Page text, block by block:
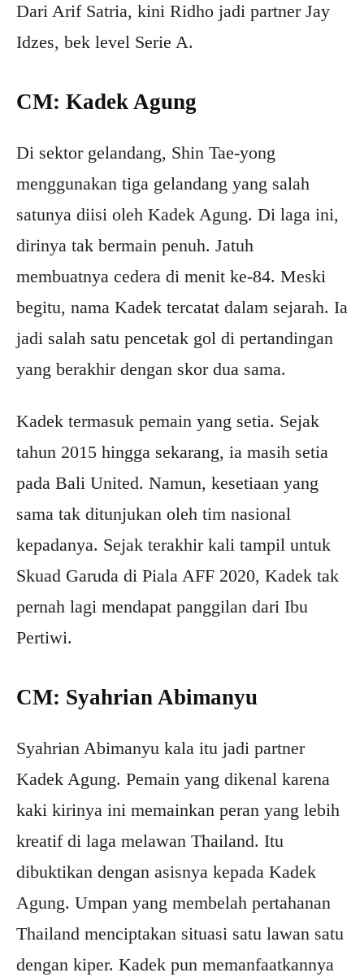
Dari Arif Satria, kini Ridho jadi partner Jay
Idzes, bek level Serie A.
CM: Kadek Agung
Di sektor gelandang, Shin Tae-yong
menggunakan tiga gelandang yang salah
satunya diisi oleh Kadek Agung. Di laga ini,
dirinya tak bermain penuh. Jatuh
membuatnya cedera di menit ke-84. Meski
begitu, nama Kadek tercatat dalam sejarah. Ia
jadi salah satu pencetak gol di pertandingan
yang berakhir dengan skor dua sama.
Kadek termasuk pemain yang setia. Sejak
tahun 2015 hingga sekarang, ia masih setia
pada Bali United. Namun, kesetiaan yang
sama tak ditunjukan oleh tim nasional
kepadanya. Sejak terakhir kali tampil untuk
Skuad Garuda di Piala AFF 2020, Kadek tak
pernah lagi mendapat panggilan dari Ibu
Pertiwi.
CM: Syahrian Abimanyu
Syahrian Abimanyu kala itu jadi partner
Kadek Agung. Pemain yang dikenal karena
kaki kirinya ini memainkan peran yang lebih
kreatif di laga melawan Thailand. Itu
dibuktikan dengan asisnya kepada Kadek
Agung. Umpan yang membelah pertahanan
Thailand menciptakan situasi satu lawan satu
dengan kiper. Kadek pun memanfaatkannya